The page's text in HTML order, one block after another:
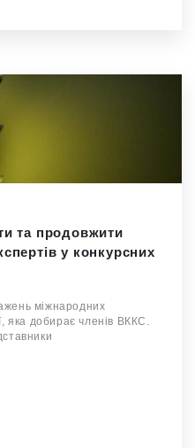
та продовжити
у конкурсних
міжнародних
яка добирає членів ВККС.